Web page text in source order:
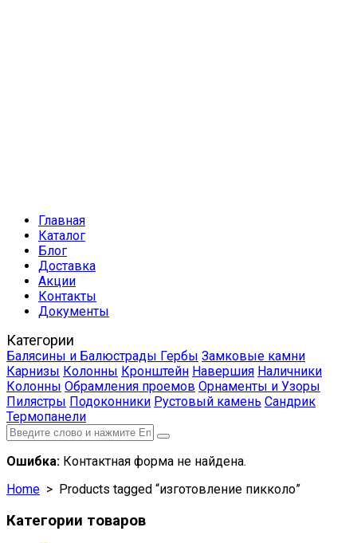
Главная
Каталог
Блог
Доставка
Акции
Контакты
Документы
Категории
Балясины и Балюстрады Гербы Замковые камни
Карнизы Колонны Кронштейн Навершия Наличники
Колонны Обрамления проемов Орнаменты и Узоры
Пилястры Подоконники Рустовый камень Сандрик
Термопанели
Ошибка: Контактная форма не найдена.
Home > Products tagged “изготовление пикколо”
Категории товаров